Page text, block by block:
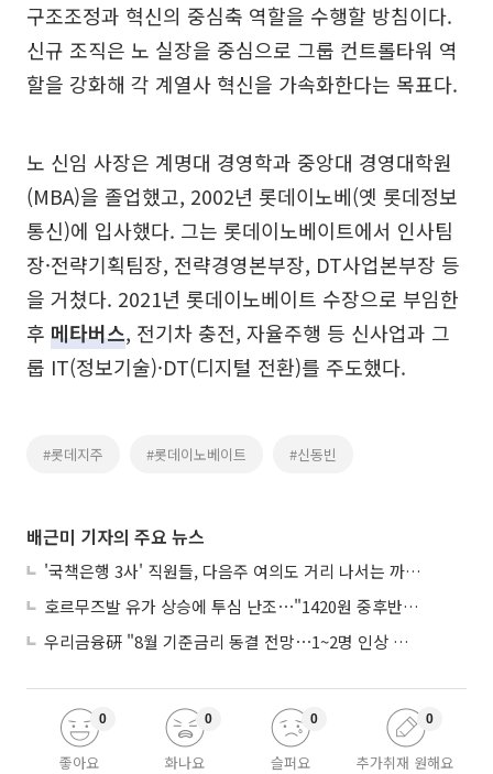
구조조정과 혁신의 중심축 역할을 수행할 방침이다.
신규 조직은 노 실장을 중심으로 그룹 컨트롤타워 역
할을 강화해 각 계열사 혁신을 가속화한다는 목표다.
노 신임 사장은 계명대 경영학과 중앙대 경영대학원
(MBA)을 졸업했고, 2002년 롯데이노베(옛 롯데정보
통신)에 입사했다. 그는 롯데이노베이트에서 인사팀
장·전략기획팀장, 전략경영본부장, DT사업본부장 등
을 거쳤다. 2021년 롯데이노베이트 수장으로 부임한
후 메타버스, 전기차 충전, 자율주행 등 신사업과 그
룹 IT(정보기술)·DT(디지털 전환)를 주도했다.
#롯데지주 #롯데이노베이트 #신동빈
배근미 기자의 주요 뉴스
'국책은행 3사' 직원들, 다음주 여의도 거리 나서는 까닭은
호르무즈발 유가 상승에 투심 난조⋯"1420원 중후반 등락"
우리금융硏 "8월 기준금리 동결 전망⋯1~2명 인상 소수의견 낼 것"
좋아요
0
화나요
0
슬퍼요
0
추가취재 원해요
0